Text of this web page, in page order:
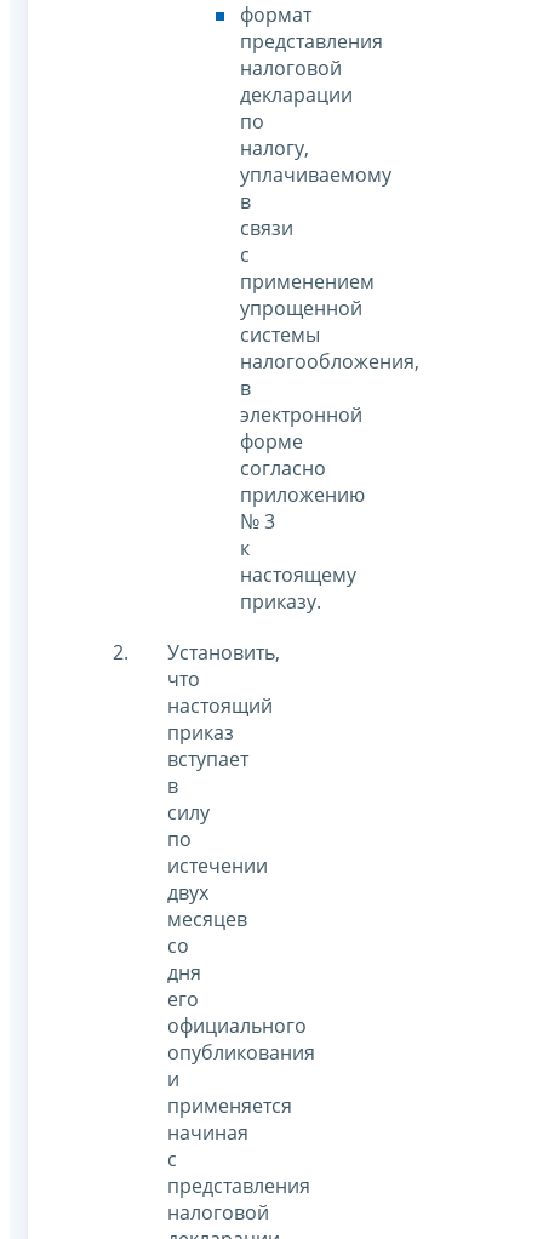
формат
представления
налоговой
декларации
по
налогу,
уплачиваемому
в
связи
с
применением
упрощенной
системы
налогообложения,
в
электронной
форме
согласно
приложению
№ 3
к
настоящему
приказу.
Установить,
что
настоящий
приказ
вступает
в
силу
по
истечении
двух
месяцев
со
дня
его
официального
опубликования
и
применяется
начиная
с
представления
налоговой